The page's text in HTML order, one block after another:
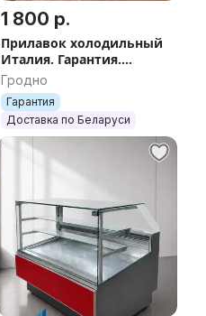
1 800 р.
Прилавок холодильный
Италия. Гарантия.
Доставка.
Гродно
Гарантия
Доставка по Беларуси